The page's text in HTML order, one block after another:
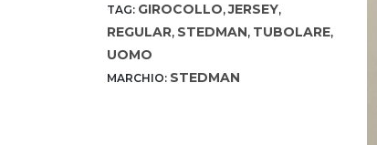
TAG: GIROCOLLO,JERSEY,
REGULAR, STEDMAN, TUBOLARE,
UOMO
MARCHIO: STEDMAN